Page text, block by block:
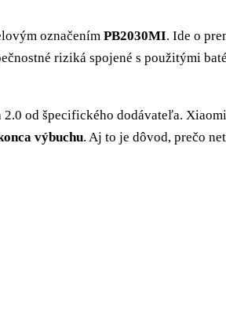
označením PB2030MI. Ide o
riziká spojené s použitými
od špecifického dodávateľa.
výbuchu. Aj to je dôvod, prečo